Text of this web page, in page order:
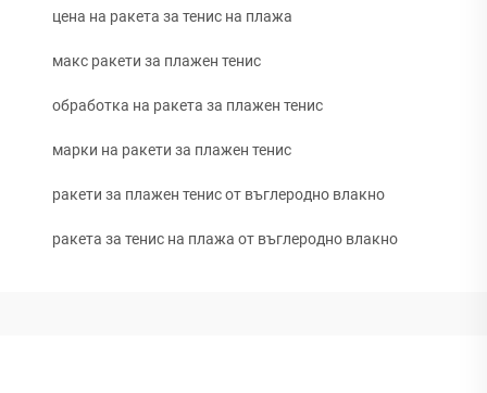
цена на ракета за тенис на плажа
макс ракети за плажен тенис
обработка на ракета за плажен тенис
марки на ракети за плажен тенис
ракети за плажен тенис от въглеродно влакно
ракета за тенис на плажа от въглеродно влакно